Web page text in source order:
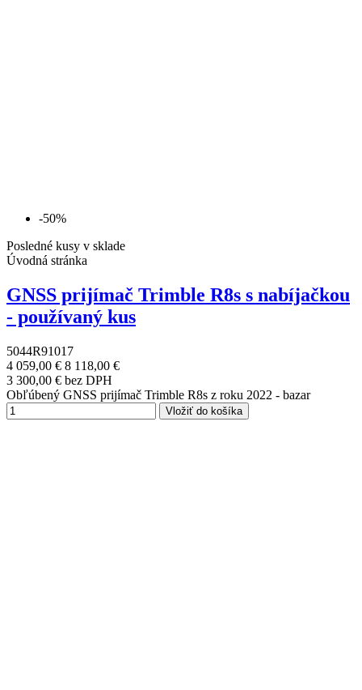
-50%
Posledné kusy v sklade
Úvodná stránka
GNSS prijímač Trimble R8s s nabíjačkou
- používaný kus
5044R91017
4 059,00 € 8 118,00 €
3 300,00 € bez DPH
Obľúbený GNSS prijímač Trimble R8s z roku 2022 - bazar
Vložiť do košíka